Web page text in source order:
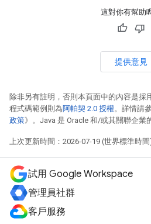
這對你有幫助
提供意見
除非另有註明，否則本頁面中的內容是採
程式碼範例則為阿帕契 2.0 授權。詳情請
政策》。Java 是 Oracle 和/或其關聯企業
上次更新時間：2026-07-19 (世界標準時間)
試用 Google Workspace
管理員社群
客戶服務